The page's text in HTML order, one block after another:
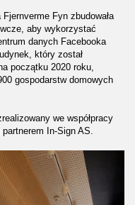
Fjernverme Fyn zbudowała
aby wykorzystać
danych Facebooka
który został
początku 2020 roku,
gospodarstw domowych
we współpracy
In-Sign AS.